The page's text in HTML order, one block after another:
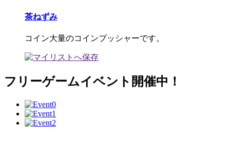
茶ねずみ
コイン大量のコインプッシャーです。
フリーゲームイベント開催中！